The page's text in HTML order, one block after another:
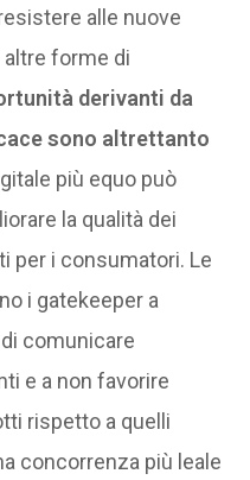
alle nuove
forme di
derivanti da
sono altrettanto
più equo può
la qualità dei
per i consumatori. Le
i gatekeeper a
comunicare
e a non favorire
rispetto a quelli
concorrenza più leale